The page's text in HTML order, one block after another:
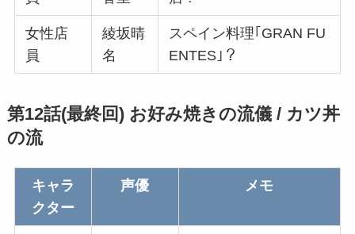
女性店
員
綾坂晴
名
スペイン料理｢GRAN FU
ENTES｣？
第12話(最終回) お好み焼きの流儀 / カツ丼
の流
キャラ
クター
声優 メモ